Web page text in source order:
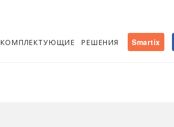
КОМПЛЕКТУЮЩИЕ РЕШЕНИЯ Smartix